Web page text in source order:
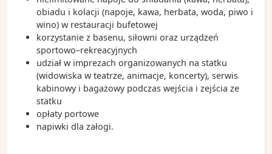
obiadu i kolacji (napoje, kawa, herbata, woda, piwo i
wino) w restauracji bufetowej
korzystanie z basenu, siłowni oraz urządzeń
sportowo–rekreacyjnych
udział w imprezach organizowanych na statku
(widowiska w teatrze, animacje, koncerty), serwis
kabinowy i bagażowy podczas wejścia i zejścia ze
statku
opłaty portowe
napiwki dla załogi.